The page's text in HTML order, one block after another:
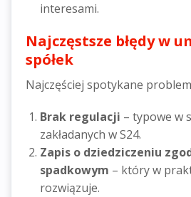
interesami.
Najczęstsze błędy w
spółek
Najczęściej spotykane
Brak regulacji – typowe w
zakładanych w S24.
Zapis o dziedziczeniu
spadkowym – który w
rozwiązuje.